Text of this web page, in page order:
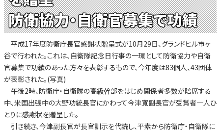
防衛協力・自衛官募集で功績
平成17年度防衛庁長官感謝状贈呈式が10月29日、グランドヒル市ヶ
谷で行われた。これは、自衛隊記念日行事の一環として防衛協力や自衛
官募集で功績のあった方々を表彰するもので、今年度は83個人、43団体
が表彰された。(写真)
午後2時、防衛庁・自衛隊の高級幹部をはじめ関係者多数が陪席する
中、米国出張中の大野功統長官にかわって今津寛副長官が受賞者一人ひ
とりに感謝状を贈呈した。
引き続き、今津副長官が長官訓示を代読し、平素から防衛庁・自衛隊に